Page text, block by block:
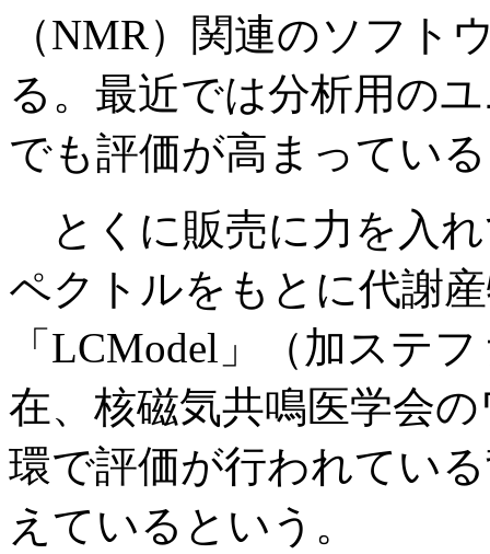
（NMR）関連のソフト
る。最近では分析用の
でも評価が高まってい
とくに販売に力を入
ペクトルをもとに代謝
「LCModel」（加ステ
在、核磁気共鳴医学会
環で評価が行われてい
えているという。